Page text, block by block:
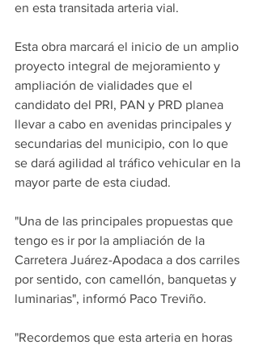
en esta transitada arteria vial.
Esta obra marcará el inicio de un amplio
proyecto integral de mejoramiento y
ampliación de vialidades que el
candidato del PRI, PAN y PRD planea
llevar a cabo en avenidas principales y
secundarias del municipio, con lo que
se dará agilidad al tráfico vehicular en la
mayor parte de esta ciudad.
"Una de las principales propuestas que
tengo es ir por la ampliación de la
Carretera Juárez-Apodaca a dos carriles
por sentido, con camellón, banquetas y
luminarias", informó Paco Treviño.
"Recordemos que esta arteria en horas